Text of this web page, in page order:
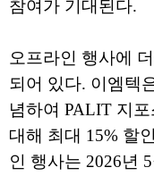
참여가 기대된다.
오프라인 행사에
되어 있다. 이엠텍
념하여 PALIT 지
대해 최대 15% 할
인 행사는 2026년